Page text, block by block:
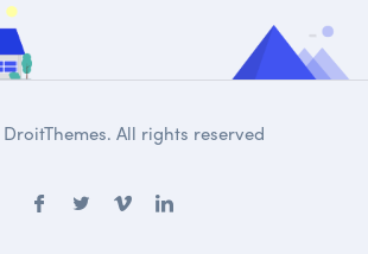
All rights reserved